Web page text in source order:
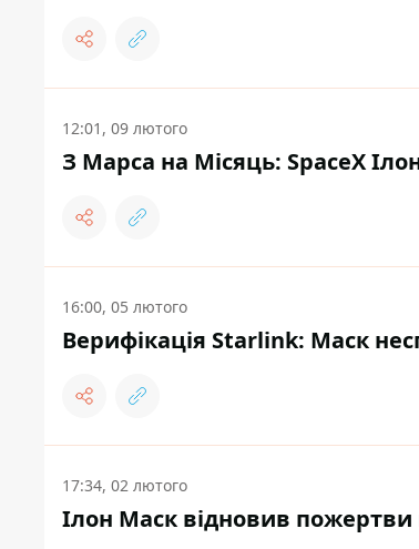
12:01, 09 лютого
З Марса на Місяць: SpaceX
16:00, 05 лютого
Верифікація Starlink: Маск
17:34, 02 лютого
Ілон Маск відновив пожертви